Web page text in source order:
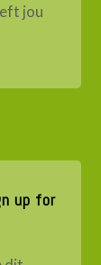
jou
up for